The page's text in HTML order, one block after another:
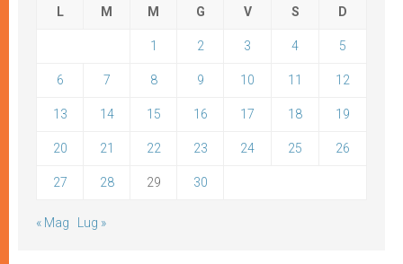
L M M G V S D
1 2 3 4 5
6 7 8 9 10 11 12
13 14 15 16 17 18 19
20 21 22 23 24 25 26
27 28 29 30
« Mag Lug »